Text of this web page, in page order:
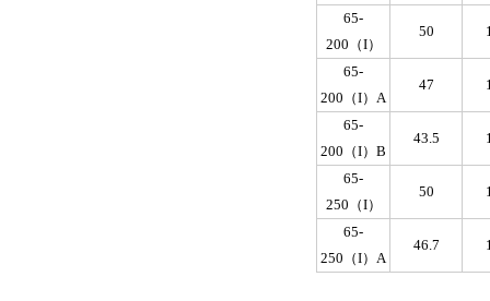
65-
200（I）
50
65-
200（I）A
47
65-
200（I）B
43.5
65-
250（I）
50
65-
250（I）A
46.7